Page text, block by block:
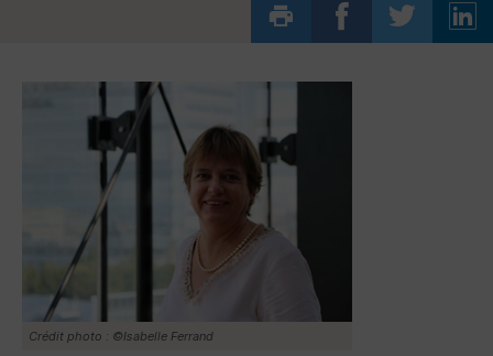
Crédit photo : ©Isabelle Ferrand